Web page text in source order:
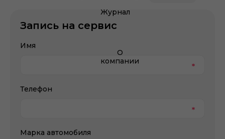
Журнал
О
компании
Запись на сервис
Имя
Телефон
Марка автомобиля